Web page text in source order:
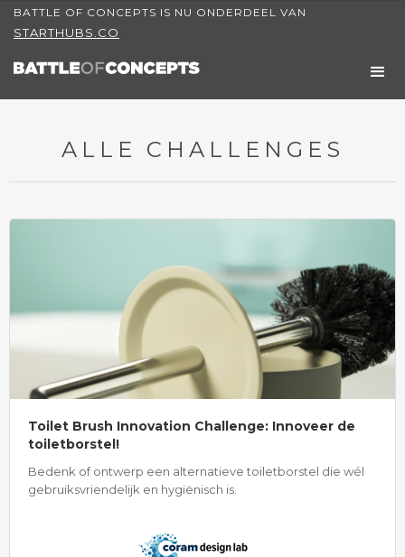
BATTLE OF CONCEPTS IS NU ONDERDEEL VAN
STARTHUBS.CO
ALLE CHALLENGES
Toilet Brush Innovation Challenge: Innoveer de
toiletborstel!
Bedenk of ontwerp een alternatieve toiletborstel die wél
gebruiksvriendelijk en hygiënisch is.